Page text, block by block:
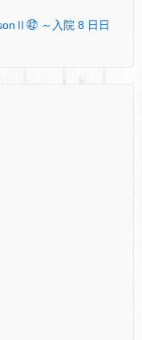
㊷ ～入院 8 日日